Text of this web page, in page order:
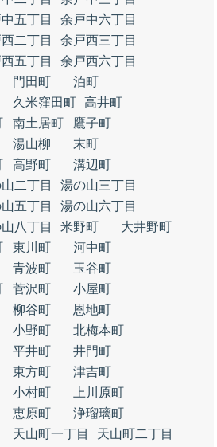
五丁目
余戸中六丁目
二丁目
余戸西三丁目
五丁目
余戸西六丁目
門田町
泊町
久米窪田町 高井町
南土居町
鷹子町
湯山柳
末町
高野町
溝辺町
二丁目
湯の山三丁目
五丁目
湯の山六丁目
八丁目 米野町
大井野町
東川町
河中町
青波町
玉谷町
菅沢町
小屋町
柳谷町
恩地町
小野町
北梅本町
平井町
井門町
東方町
津吉町
小村町
上川原町
恵原町
浄瑠璃町
天山町一丁目
天山町二丁目